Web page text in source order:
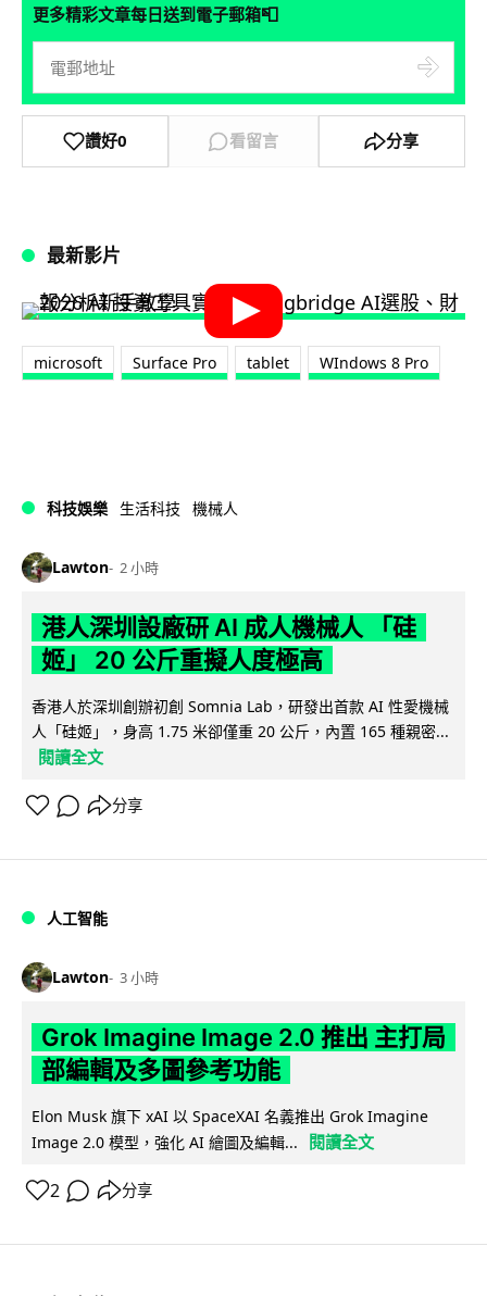
更多精彩文章每日送到電子郵箱📮
讚好0 看留言 分享
最新影片
microsoft Surface Pro tablet WIndows 8 Pro
科技娛樂 生活科技 機械人
Lawton 2 小時
港人深圳設廠研 AI 成人機械人 「硅
姬」 20 公斤重擬人度極高
香港人於深圳創辦初創 Somnia Lab，研發出首款 AI 性愛機械
人「硅姬」，身高 1.75 米卻僅重 20 公斤，內置 165 種親密...
閱讀全文
分享
人工智能
Lawton 3 小時
Grok Imagine Image 2.0 推出 主打局
部編輯及多圖參考功能
Elon Musk 旗下 xAI 以 SpaceXAI 名義推出 Grok Imagine
Image 2.0 模型，強化 AI 繪圖及編輯...
閱讀全文
2 分享